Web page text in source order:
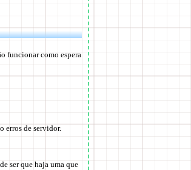
funcionar como espera
erros de servidor.
ser que haja uma que